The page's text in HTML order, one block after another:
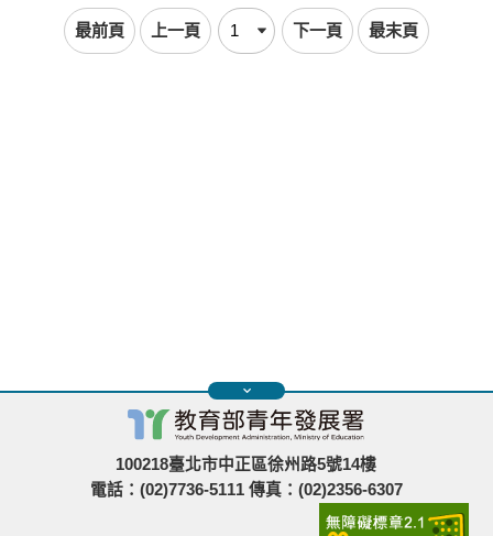
最前頁 上一頁 下一頁 最末頁
100218臺北市中正區徐州路5號14樓
電話：(02)7736-5111 傳真：(02)2356-6307